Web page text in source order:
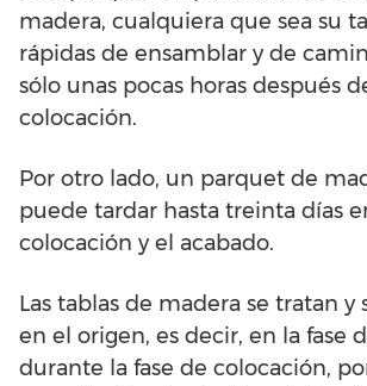
madera, cualquiera que sea su
rápidas de ensamblar y de
sólo unas pocas horas después
colocación.
Por otro lado, un parquet de
puede tardar hasta treinta días
colocación y el acabado.
Las tablas de madera se tratan y
en el origen, es decir, en la fase
durante la fase de colocación,